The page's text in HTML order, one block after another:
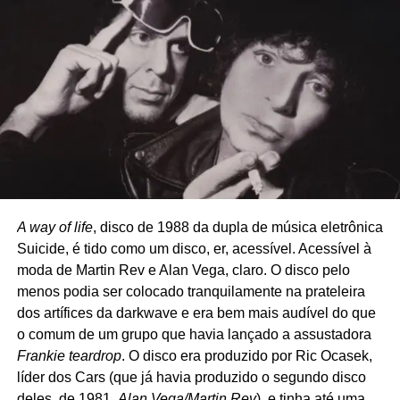
maconha e beber na adolescência, e se converteu.
Depois, se atira num monte de tijolos de gelo. John
Jacobs aparece em seguida, pregando com a Bíblia na
mão.
A way of life, disco de 1988 da dupla de música eletrônica
Suicide, é tido como um disco, er, acessível. Acessível à
moda de Martin Rev e Alan Vega, claro. O disco pelo
menos podia ser colocado tranquilamente na prateleira
dos artífices da darkwave e era bem mais audível do que
o comum de um grupo que havia lançado a assustadora
Frankie teardrop. O disco era produzido por Ric Ocasek,
líder dos Cars (que já havia produzido o segundo disco